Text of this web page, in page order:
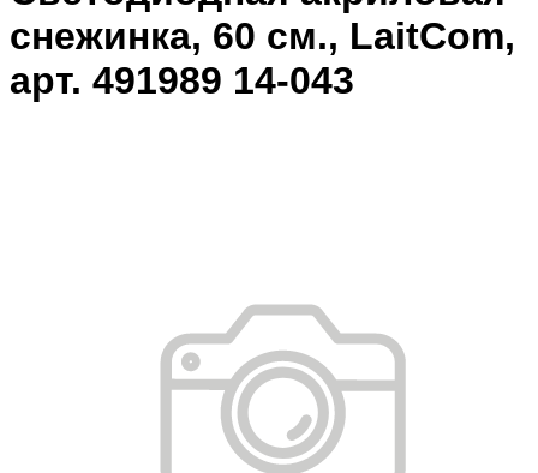
снежинка, 60 см., LaitCom,
арт. 491989 14-043